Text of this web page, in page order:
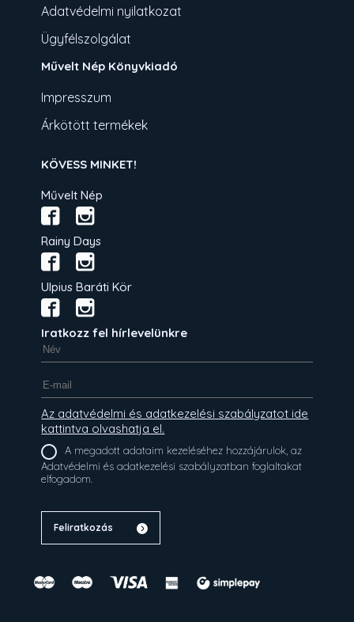
Adatvédelmi nyilatkozat
Ügyfélszolgálat
Művelt Nép Könyvkiadó
Impresszum
Árkötött termékek
KÖVESS MINKET!
Művelt Nép
Rainy Days
Ulpius Baráti Kör
Iratkozz fel hírlevelünkre
Az adatvédelmi és adatkezelési szabályzatot ide
kattintva olvashatja el.
A megadott adataim kezeléséhez hozzájárulok, az
Adatvédelmi és adatkezelési szabályzatban foglaltakat
elfogadom.
Feliratkozás